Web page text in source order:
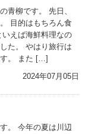
青柳です。 先日、
目的はもちろん食
えば海鮮料理なの
た。 やはり旅行は
す。 また […]
2024年07月05日
。 今年の夏は川辺